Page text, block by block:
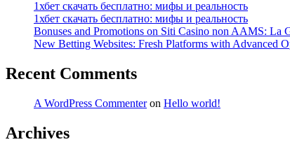
1хбет скачать бесплатно: мифы и реальность
1хбет скачать бесплатно: мифы и реальность
Bonuses and Promotions on Siti Casino non AAMS: La
New Betting Websites: Fresh Platforms with Advanced
Recent Comments
A WordPress Commenteron Hello world!
Archives